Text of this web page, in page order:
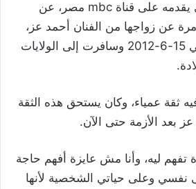
ببرنامج “الحكاية” الذي يقدمه على قناة mbc مصر، عن
عن زواجها من الفنان أحمد عز،
موضحة أنها تزوجته في 15-6-2012 وسافرت إلى الولايات
ثقة عمياء، وكان يستحق هذه الثقة
عز بعد الأزمة حتى الآن.
تفهم ليه، وأنا مش عايزة أفهم حاجة
نفسي وعلى حياتي الشخصية لأنها